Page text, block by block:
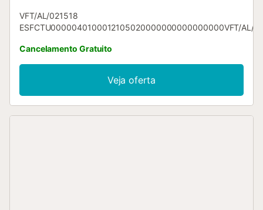
VFT/AL/021518
ESFCTU0000040100012105020000000000000000VFT/AL/
Cancelamento Gratuito
Veja oferta